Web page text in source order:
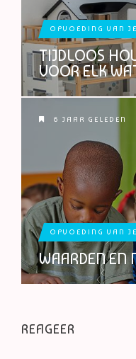
OPVOEDING VAN
TIJDLOOS
VOOR ELK
6 JAAR GELEDEN
OPVOEDING VAN
WAARDEN EN
REAGEER